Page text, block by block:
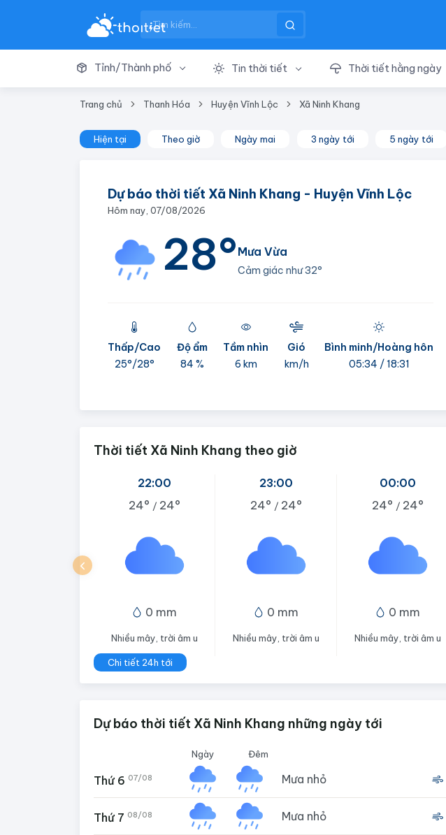
Tỉnh/Thành phố Tin thời tiết Thời tiết hằng ngày
Trang chủ Thanh Hóa Huyện Vĩnh Lộc Xã Ninh Khang
Hiện tại Theo giờ Ngày mai 3 ngày tới 5 ngày tới
Dự báo thời tiết Xã Ninh Khang - Huyện Vĩnh Lộc
Hôm nay, 07/08/2026
28° Mưa Vừa
Cảm giác như32°
Thấp/Cao
25°/28°
Độ ẩm
84 %
Tầm nhìn
6 km
Gió
km/h
Bình minh/Hoàng hôn
05:34 / 18:31
Thời tiết Xã Ninh Khang theo giờ
22:00
24° / 24°
0 mm
Nhiều mây, trời âm u
23:00
24° / 24°
0 mm
Nhiều mây, trời âm u
00:00
24° / 24°
0 mm
Nhiều mây, trời âm u
Chi tiết 24h tới
Dự báo thời tiết Xã Ninh Khang những ngày tới
Ngày Đêm
Thứ 6 07/08 Mưa nhỏ
Thứ 7 08/08 Mưa nhỏ